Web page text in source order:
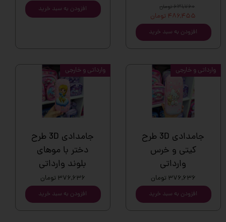
۶۳۱,۷۶۰ تومان
۴۸۶,۴۵۵ تومان
افزودن به سبد خرید
افزودن به سبد خرید
جامدادی 3D طرح
کیتی و خرس
وارداتی
۳۷۶,۶۳۶ تومان
افزودن به سبد خرید
وارداتی و خارجی
جامدادی 3D طرح
دختر با موهای
بلوند وارداتی
۳۷۶,۶۳۶ تومان
افزودن به سبد خرید
وارداتی و خارجی